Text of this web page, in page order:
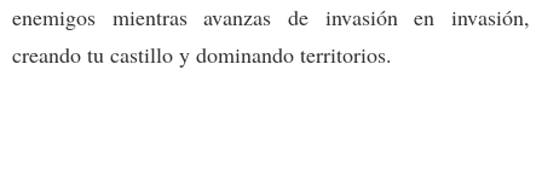
enemigos mientras avanzas de invasión en invasión,
creando tu castillo y dominando territorios.